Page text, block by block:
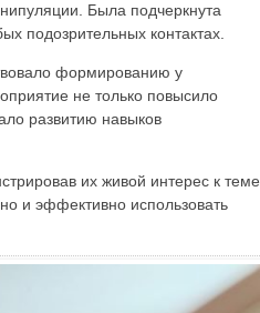
Была подчеркнута
подозрительных контактах.
формированию у
не только повысило
развитию навыков
их живой интерес к теме.
и эффективно использовать